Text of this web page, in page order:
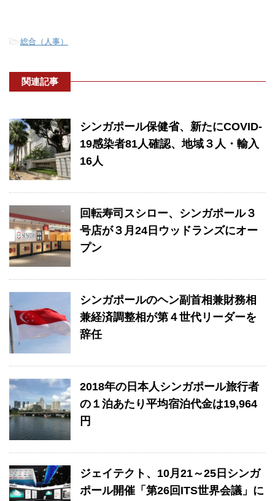
-総合（人事）
関連記事
シンガポール保健省、新たにCOVID-
19感染者81人確認、地域３人・輸入
16人
回転寿司スシロー、シンガポール３
号店が３月24日ウッドランズにオー
プン
シンガポールのヘン副首相兼財務相
兼経済調整相が第４世代リーダーを
辞任
2018年の日本人シンガポール旅行者
の１泊あたり平均宿泊代金は19,964
円
ジェイテクト、10月21～25日シンガ
ポール開催「第26回ITS世界会議」に